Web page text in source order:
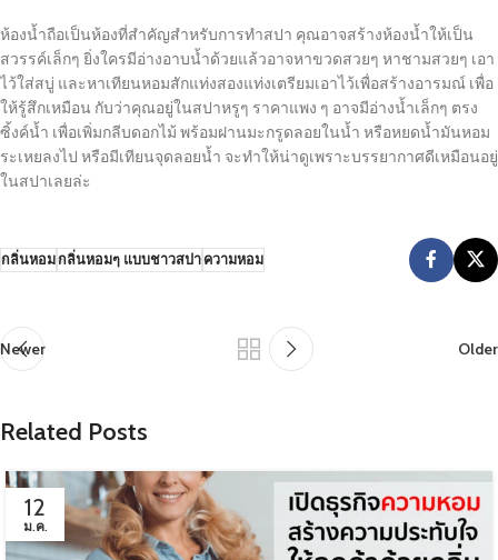
ห้องน้ำถือเป็นห้องที่สำคัญสำหรับการทำสปา คุณอาจสร้างห้องน้ำให้เป็น
สวรรค์เล็กๆ ยิ่งใครมีอ่างอาบน้ำด้วยแล้วอาจหาขวดสวยๆ หาชามสวยๆ เอา
ไว้ใส่สบู่ และหาเทียนหอมสักแท่งสองแท่งเตรียมเอาไว้เพื่อสร้างอารมณ์ เพื่อ
ให้รู้สึกเหมือน กับว่าคุณอยู่ในสปาหรูๆ ราคาแพง ๆ อาจมีอ่างน้ำเล็กๆ ตรง
ซิ้งค์น้ำ เพื่อเพิ่มกลีบดอกไม้ พร้อมฝานมะกรูดลอยในน้ำ หรือหยดน้ำมันหอม
ระเหยลงไป หรือมีเทียนจุดลอยน้ำ จะทำให้น่าดูเพราะบรรยากาศดีเหมือนอยู่
ในสปาเลยล่ะ
กลิ่นหอมกลิ่นหอมๆ แบบชาวสปาความหอม
Newer Older
Related Posts
12
ม.ค.